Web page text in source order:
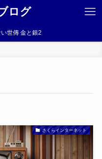
ログ
世傳 金と銀2
さくらインターネット